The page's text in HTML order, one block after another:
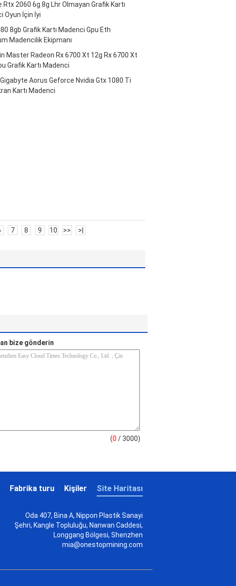
Rtx 2060 6g 8g Lhr Olmayan Grafik Kartı
Oyun İçin İyi
8gb Grafik Kartı Madenci Gpu Eth
Madencilik Ekipmanı
Master Radeon Rx 6700 Xt 12g Rx 6700 Xt
Grafik Kartı Madenci
Aorus Geforce Nvidia Gtx 1080 Ti
Kartı Madenci
7 8 9 10 >> >|
bize gönderin
(0 / 3000)
Site Haritası
Kişiler
Fabrika turu
Oda 407, Bina A, Nippon Plastik Sanayi
Şehri, Kangle Topluluğu, Nanwan Caddesi,
Longgang Bölgesi, Shenzhen
mia@onestopmining.com